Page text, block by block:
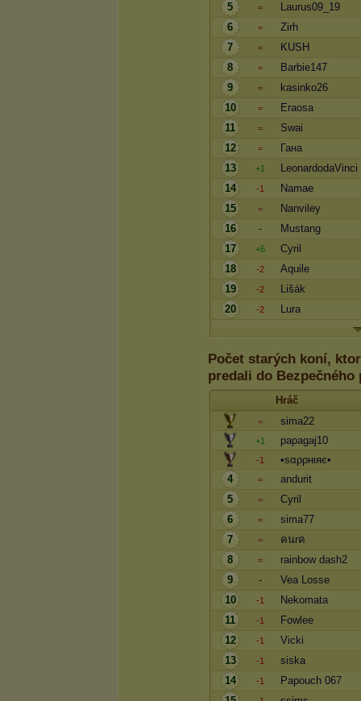
5
=
Laurus09_19
6
=
Zirh
7
=
KUSH
8
=
Barbie147
9
=
kasinko26
10
=
Eraosa
11
=
Swai
12
=
Гана
13
+1
LeonardodaVinci
14
-1
Namae
15
=
Nanviley
16
-
Mustang
17
+6
Cyril
18
-2
Aquile
19
-2
Lišák
20
-2 Lura
Počet starých koní,
predali do Bezpečného
Hráč
= sima22
+1 papagaj10
-1
•ѕαρρнιяє•
4
=
andurit
5
=
Cyril
6
=
sima77
7
=
คนrค
8
=
rainbow dash2
9
-
Vea Losse
10
-1
Nekomata
11
-1
Fowlee
12
-1
Vicki
13
-1
siska
14
-1
Papouch 067